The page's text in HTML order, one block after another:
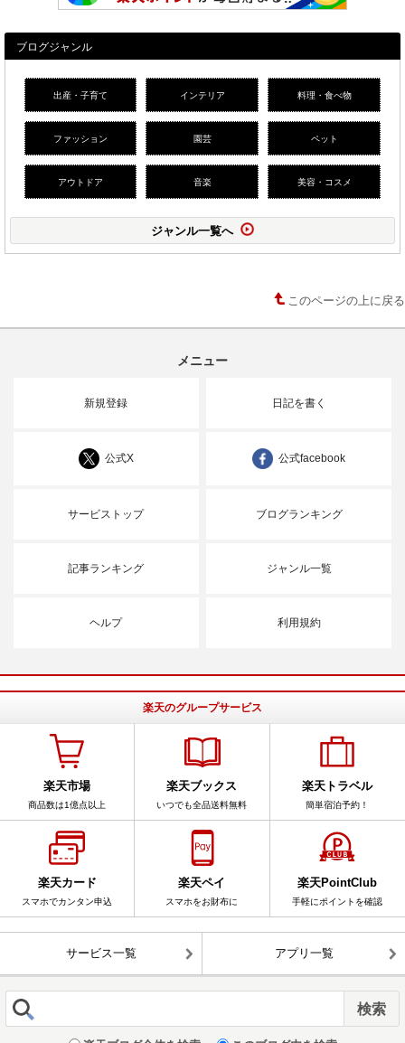
ブログジャンル
出産・子育て インテリア 料理・食べ物
ファッション 園芸 ペット
アウトドア 音楽 美容・コスメ
ジャンル一覧へ
このページの上に戻る
メニュー
新規登録 日記を書く
公式X 公式facebook
サービストップ ブログランキング
記事ランキング ジャンル一覧
ヘルプ 利用規約
楽天のグループサービス
楽天市場
商品数は1億点以上
楽天ブックス
いつでも全品送料無料
楽天トラベル
簡単宿泊予約！
楽天カード
スマホでカンタン申込
楽天ペイ
スマホをお財布に
楽天PointClub
手軽にポイントを確認
サービス一覧 アプリ一覧